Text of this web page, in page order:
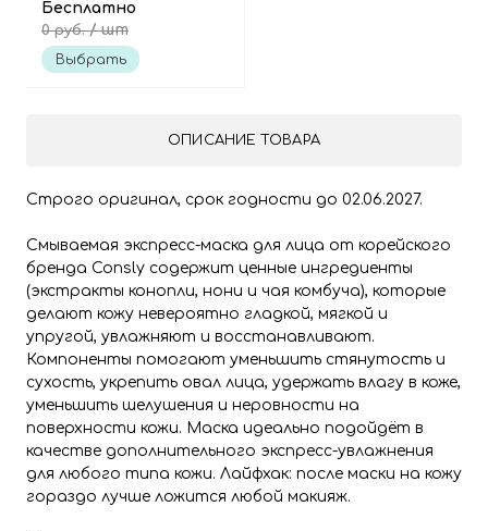
Бесплатно
0 руб./ шт
Выбрать
ОПИСАНИЕ ТОВАРА
Строго оригинал, срок годности до 02.06.2027.
Смываемая экспресс-маска для лица от корейского
бренда Consly содержит ценные ингредиенты
(экстракты конопли, нони и чая комбуча), которые
делают кожу невероятно гладкой, мягкой и
упругой, увлажняют и восстанавливают.
Компоненты помогают уменьшить стянутость и
сухость, укрепить овал лица, удержать влагу в коже,
уменьшить шелушения и неровности на
поверхности кожи. Маска идеально подойдёт в
качестве дополнительного экспресс-увлажнения
для любого типа кожи. Лайфхак: после маски на кожу
гораздо лучше ложится любой макияж.